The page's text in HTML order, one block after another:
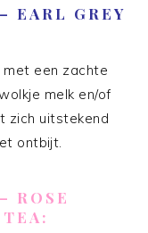
EARL GREY
een zachte
melk en/of
zich uitstekend
ontbijt.
ROSE